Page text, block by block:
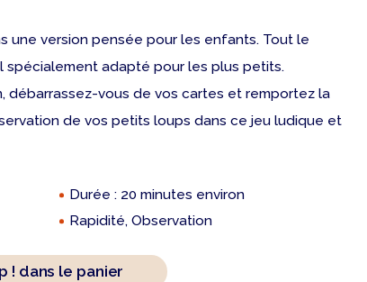
une version pensée pour les enfants. Tout le
spécialement adapté pour les plus petits.
débarrassez-vous de vos cartes et remportez la
de vos petits loups dans ce jeu ludique et
Durée : 20 minutes environ
Rapidité, Observation
! dans le panier